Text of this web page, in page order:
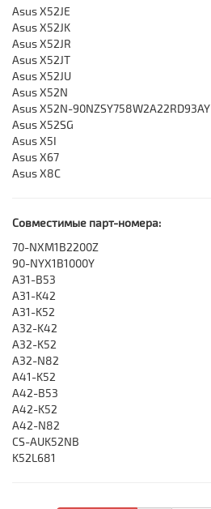
Asus X52JE
Asus X52JK
Asus X52JR
Asus X52JT
Asus X52JU
Asus X52N
Asus X52N-90NZSY758W2A22RD93AY
Asus X52SG
Asus X5I
Asus X67
Asus X8C
Совместимые парт-номера:
70-NXM1B2200Z
90-NYX1B1000Y
A31-B53
A31-K42
A31-K52
A32-K42
A32-K52
A32-N82
A41-K52
A42-B53
A42-K52
A42-N82
CS-AUK52NB
K52L681